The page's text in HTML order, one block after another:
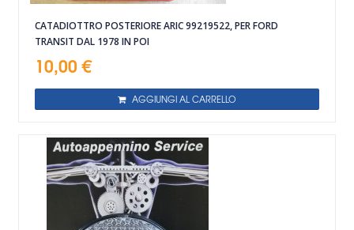
CATADIOTTRO POSTERIORE ARIC 99219522, PER FORD
TRANSIT DAL 1978 IN POI
10,00 €
AGGIUNGI AL CARRELLO